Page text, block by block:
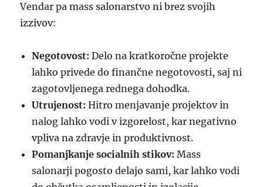
Vendar pa mass salonarstvo ni brez svojih
izzivov:
Negotovost: Delo na kratkoročne projekte
lahko privede do finančne negotovosti, saj ni
zagotovljenega rednega dohodka.
Utrujenost: Hitro menjavanje projektov in
nalog lahko vodi v izgorelost, kar negativno
vpliva na zdravje in produktivnost.
Pomanjkanje socialnih stikov: Mass
salonarji pogosto delajo sami, kar lahko vodi